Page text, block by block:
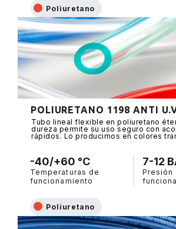
Poliuretano
POLIURETANO 1198 ANTI
Tubo lineal flexible en poliuretano
dureza permite su uso seguro con
rápidos. Lo producimos en colores
-40/+60 °C
Temperaturas de
funcionamiento
7-12
Presión
Poliuretano